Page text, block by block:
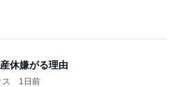
ってくれた日の副菜
22時間前